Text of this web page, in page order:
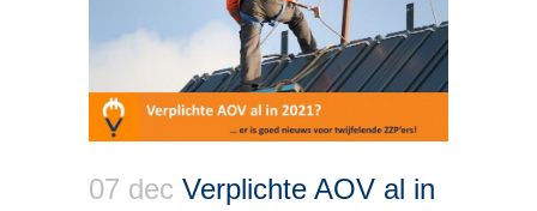
07 dec Verplichte AOV al in